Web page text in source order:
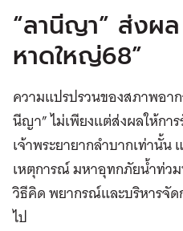
“ลานีญา” ส่งผ
หาดใหญ่68”
ความแปรปรวนของสภาพอา
นีญา” ไม่เพียงแต่ส่งผลให้กา
เจ้าพระยายากลำบากเท่านั้
เหตุการณ์ มหาอุทกภัยน้ำท่ว
วิธีคิด พยากรณ์และบริหารจัด
ไป